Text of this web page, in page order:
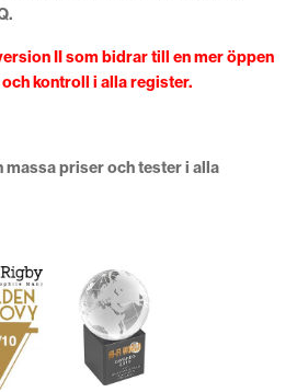
II som bidrar till en mer öppen
kontroll i alla register.
massa priser och tester i alla